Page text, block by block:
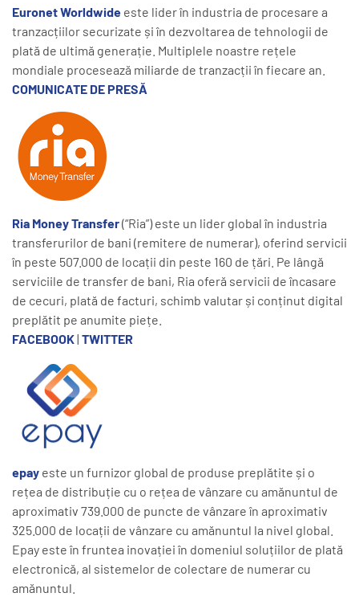
Euronet Worldwide este lider în industria de procesare a
tranzacțiilor securizate și în dezvoltarea de tehnologii de
plată de ultimă generație. Multiplele noastre rețele
mondiale procesează miliarde de tranzacții în fiecare an.
COMUNICATE DE PRESĂ
Ria Money Transfer(“Ria”) este un lider global în industria
transferurilor de bani (remitere de numerar), oferind servicii
în peste 507.000 de locații din peste 160 de țări. Pe lângă
serviciile de transfer de bani, Ria oferă servicii de încasare
de cecuri, plată de facturi, schimb valutar și conținut digital
preplătit pe anumite piețe.
FACEBOOK| TWITTER
epay este un furnizor global de produse preplătite și o
rețea de distribuție cu o rețea de vânzare cu amănuntul de
aproximativ 739.000 de puncte de vânzare în aproximativ
325.000 de locații de vânzare cu amănuntul la nivel global.
Epay este în fruntea inovației în domeniul soluțiilor de plată
electronică, al sistemelor de colectare de numerar cu
amănuntul.